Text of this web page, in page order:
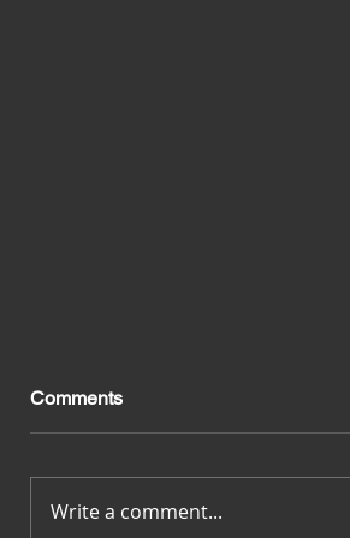
Merci pour tout
Comments
Write a comment...